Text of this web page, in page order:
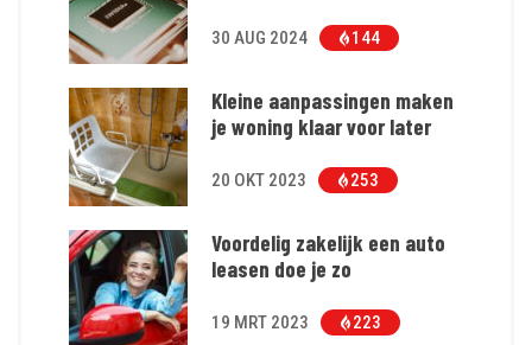
30 AUG 2024 144
Kleine aanpassingen maken
je woning klaar voor later
20 OKT 2023 253
Voordelig zakelijk een auto
leasen doe je zo
19 MRT 2023 223